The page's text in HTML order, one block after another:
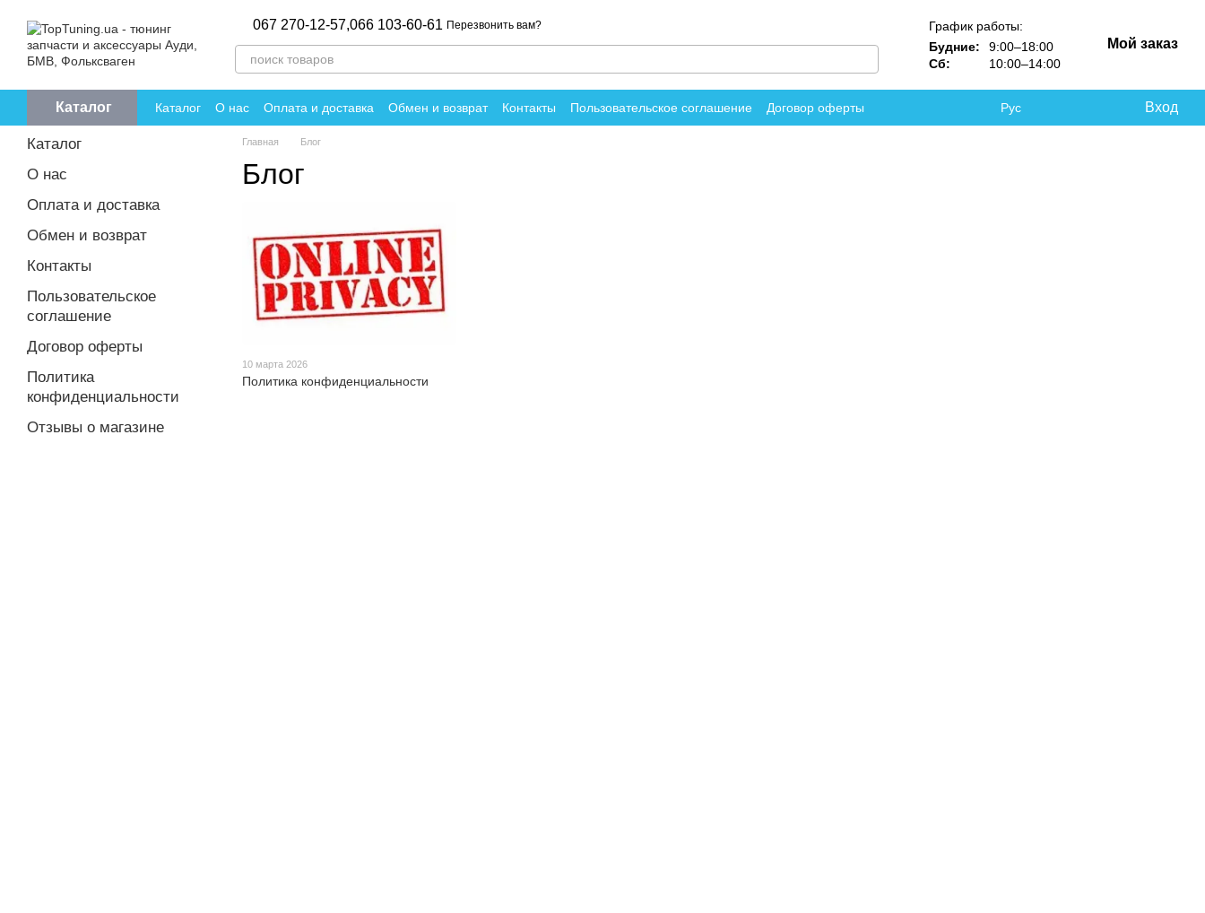
067 270-12-57,066 103-60-61 Перезвонить вам?
График работы:
Будние:
9:00–18:00
Сб:
10:00–14:00
Мой заказ
Каталог Каталог О нас Оплата и доставка Обмен и возврат Контакты Пользовательское соглашение
Договор оферты
Политика конфиденциальности
Отзывы о магазине
Рус Вход
Главная Блог
Блог
10 марта 2026
Политика конфиденциальности
Каталог
О нас
Оплата и доставка
Обмен и возврат
Контакты
Пользовательское
соглашение
Договор оферты
Политика
конфиденциальности
Отзывы о магазине